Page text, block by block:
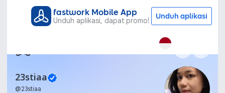
fastwork Mobile App
Unduh aplikasi, dapat promo! Unduh aplikasi
23stiaa
@23stiaa